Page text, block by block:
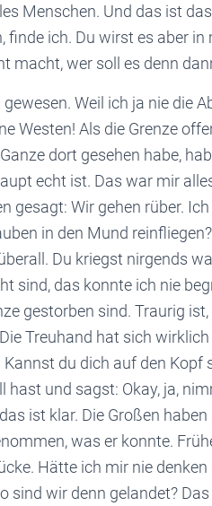
Menschen. Und das ist
finde ich. Du wirst es aber
macht, wer soll es denn
Weil ich ja nie die
Westen! Als die Grenze
dort gesehen habe,
echt ist. Das war mir
gesagt: Wir gehen rüber.
in den Mund
Du kriegst nirgends
sind, das konnte ich nie
gestorben sind. Traurig
Treuhand hat sich
du dich auf den Kopf
hast und sagst: Okay, ja,
ist klar. Die Großen
was er konnte.
Hätte ich mir nie
sind wir denn gelandet?